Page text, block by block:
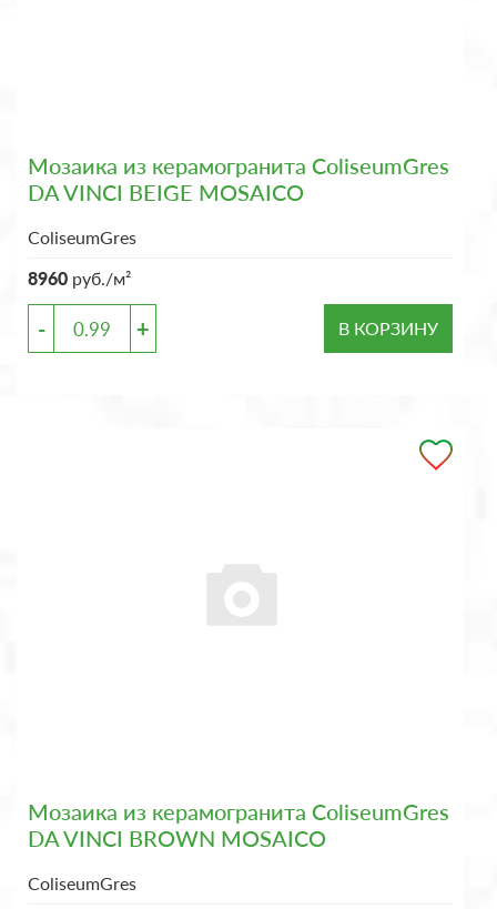
Мозаика из керамогранита ColiseumGres
DA VINCI BEIGE MOSAICO
ColiseumGres
8960 руб./м²
- + В КОРЗИНУ
Мозаика из керамогранита ColiseumGres
DA VINCI BROWN MOSAICO
ColiseumGres